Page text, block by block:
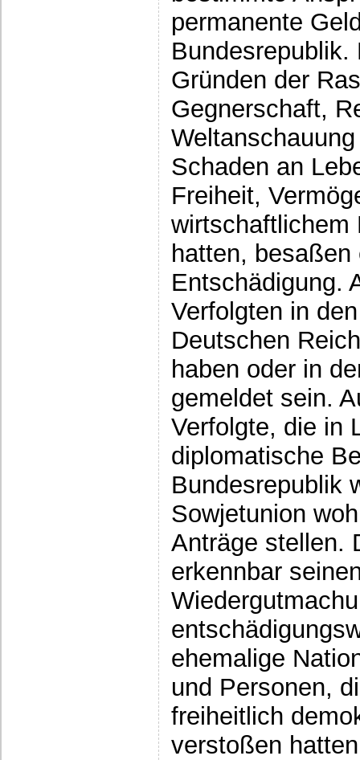
permanente
Bundesrepublik.
Gründen der
Gegnerschaft,
Schaden an
Freiheit,
wirtschaftlichem
hatten,
Entschädigung.
Verfolgten in
Deutschen
haben oder in
gemeldet sein.
Verfolgte, die in
diplomatische
Bundesrepublik
Sowjetunion
Anträge stellen.
erkennbar
ehemalige
und Personen,
freiheitlich
verstoßen